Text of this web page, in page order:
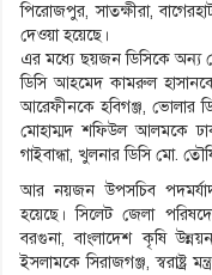
পিরোজপুর, সাতক্ষীরা,
দেওয়া হয়েছে।
এর মধ্যে ছয়জন ডিসিকে অন্য
ডিসি আহমেদ কামরুল
আরেফীনকে হবিগঞ্জ, ভোলার
মোহাম্মদ শফিউল আলমকে
গাইবান্ধা, খুলনার ডিসি মো.
আর নয়জন উপসচিব
হয়েছে। সিলেট জেলা
বরগুনা, বাংলাদেশ কৃষি
ইসলামকে সিরাজগঞ্জ, স্বরাষ্ট্র